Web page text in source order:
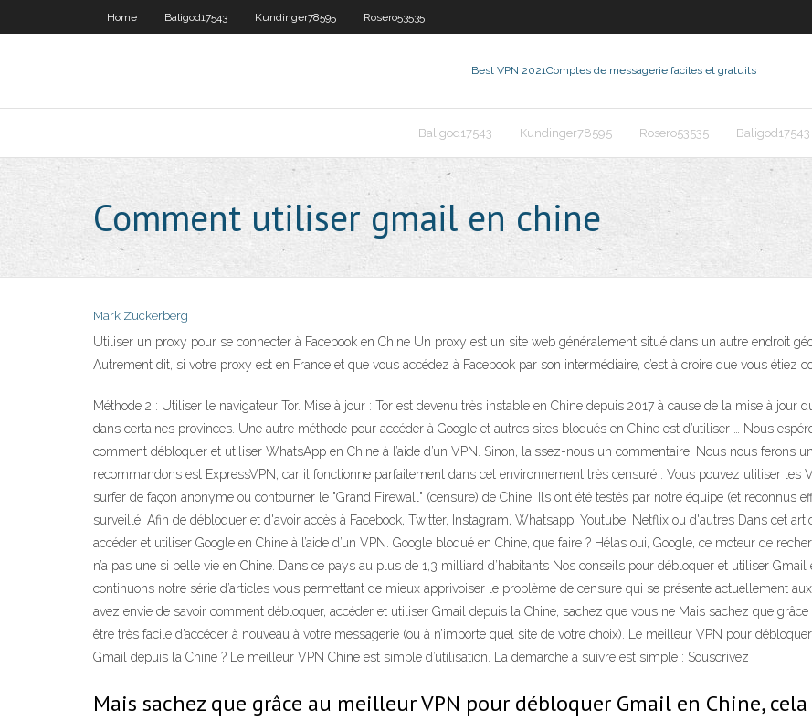
Home Baligod17543 Kundinger78595 Rosero53535
Best VPN 2021Comptes de messagerie faciles et gratuits
Baligod17543 Kundinger78595 Rosero53535 Baligod17543
Comment utiliser gmail en chine
Mark Zuckerberg
Utiliser un proxy pour se connecter à Facebook en Chine Un proxy est un site web généralement situé dans un autre endroit
Autrement dit, si votre proxy est en France et que vous accédez à Facebook par son intermédiaire, c’est à croire que vous étiez
Méthode 2 : Utiliser le navigateur Tor. Mise à jour : Tor est devenu très instable en Chine depuis 2017 à cause de la mise à
dans certaines provinces. Une autre méthode pour accéder à Google et autres sites bloqués en Chine est d’utiliser … Nous
comment débloquer et utiliser WhatsApp en Chine à l’aide d’un VPN. Sinon, laissez-nous un commentaire. Nous nous ferons
recommandons est ExpressVPN, car il fonctionne parfaitement dans cet environnement très censuré : Vous pouvez utiliser les
surfer de façon anonyme ou contourner le "Grand Firewall" (censure) de Chine. Ils ont été testés par notre équipe (et reconnus
surveillé. Afin de débloquer et d'avoir accès à Facebook, Twitter, Instagram, Whatsapp, Youtube, Netflix ou d'autres Dans cet
accéder et utiliser Google en Chine à l’aide d’un VPN. Google bloqué en Chine, que faire ? Hélas oui, Google, ce moteur de
n’a pas une si belle vie en Chine. Dans ce pays au plus de 1,3 milliard d’habitants Nos conseils pour débloquer et utiliser
continuons notre série d’articles vous permettant de mieux apprivoiser le problème de censure qui se présente actuellement
avez envie de savoir comment débloquer, accéder et utiliser Gmail depuis la Chine, sachez que vous ne Mais sachez que
être très facile d’accéder à nouveau à votre messagerie (ou à n’importe quel site de votre choix). Le meilleur VPN pour
Gmail depuis la Chine ? Le meilleur VPN Chine est simple d’utilisation. La démarche à suivre est simple : Souscrivez
Mais sachez que grâce au meilleur VPN pour débloquer Gmail en Chine,